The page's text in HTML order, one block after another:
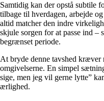
Samtidig kan der opstå subtile
tilbage til hverdagen, arbejde
altid matcher den indre
skjule sorgen for at passe ind –
begrænset periode.
At bryde denne tavshed kræver
omgivelserne. En simpel
sige, men jeg vil gerne lytte”
ærlighed.